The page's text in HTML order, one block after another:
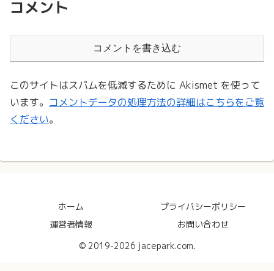
コメント
コメントを書き込む
このサイトはスパムを低減するために Akismet を使って
います。 コメントデータの処理方法の詳細はこちらをご覧
ください。
ホーム
プライバシーポリシー
運営者情報
お問い合わせ
© 2019-2026 jacepark.com.